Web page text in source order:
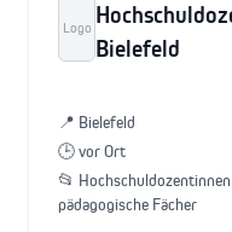
Logo
Bielefeld
📍 Bielefeld
🕒 vor Ort
📂
pädagogische Fächer